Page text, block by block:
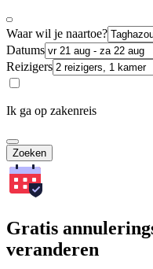
Waar wil je naartoe?
Datums
Reizigers
Ik ga op zakenreis
Zoeken
Gratis
veranderen